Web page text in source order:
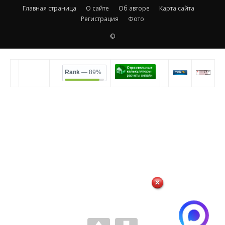
Главная страница О сайте Об авторе
Карта сайта
Регистрация
Фото
©
Rank — 89%